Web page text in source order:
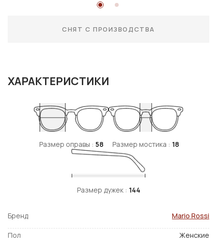
СНЯТ С ПРОИЗВОДСТВА
ХАРАКТЕРИСТИКИ
Размер оправы : 58 Размер мостика : 18
Размер дужек : 144
Бренд Mario Rossi
Пол Женские